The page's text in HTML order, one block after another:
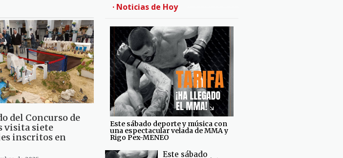
del Concurso de
visita siete
inscritos en
· Noticias de Hoy
Este sábado deporte y música con
una espectacular velada de MMA y
Rigo Pex-MENEO
Este sábado